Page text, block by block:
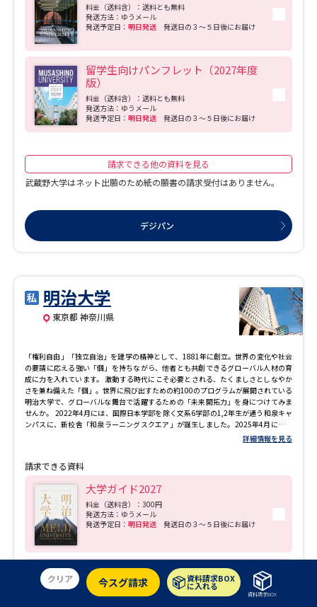
料金（送料含）：送料とも無料
発送方法：ゆうメール
発送予定日： 明日発送 発送日の３～５日後にお届け
留学生向けパンフレット（2027年度
版）
料金（送料含）：送料とも無料
発送方法：ゆうメール
発送予定日： 明日発送 発送日の３～５日後にお届け
請求できる他の資料を見る
武蔵野大学はネット出願のため紙の願書の請求受付はありません。
デジパン
明治大学
東京都 神奈川県
「権利自由」「独立自治」を建学の精神として、1881年に創立。世界の変化や社会
の要請に応える強い「個」を持ちながら、他者とも共創できるグローバル人材の育
成に力を入れています。 激動する時代にこそ必要とされる、たくましさとしなやか
さを兼ね備えた「個」。世界に飛び出すための約100のプログラムが展開されている
明治大学で、グローバルな舞台で活躍するための「未来開拓力」を身につけてみま
せんか。 2022年4月には、国際日本学部を除く文系6学部の1,2年生が通う和泉キャ
ンパスに、新校舎「和泉ラーニングスクエア」が誕生しました。2025年4月には、
理工学部及び農学部の学生が通う生田キャンパスに、新校舎「センターフォレス
詳細情報を見る
請求できる資料
大学ガイド2027
料金（送料含）：300円
発送方法：ゆうメール
発送予定日： 明日発送 発送日の３～５日後にお届け
理工学部パンフレット 2027年度版
料金（送料含）：200円
発送方法：ゆうメール
クリア 今スグ請求 資料請求BOX
に入れる
資料請求BOX